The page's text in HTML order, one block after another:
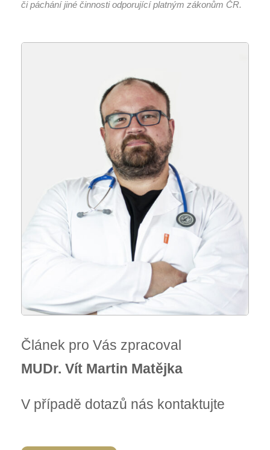
či páchání jiné činnosti odporující platným zákonům ČR.
Článek pro Vás zpracoval
MUDr. Vít Martin Matějka
V případě dotazů nás kontaktujte